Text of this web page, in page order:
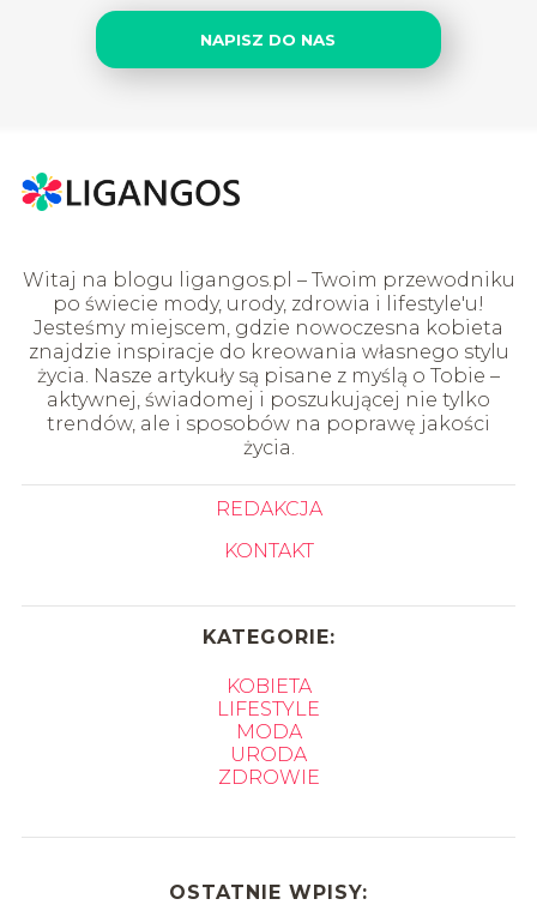
NAPISZ DO NAS
Witaj na blogu ligangos.pl – Twoim przewodniku
po świecie mody, urody, zdrowia i lifestyle'u!
Jesteśmy miejscem, gdzie nowoczesna kobieta
znajdzie inspiracje do kreowania własnego stylu
życia. Nasze artykuły są pisane z myślą o Tobie –
aktywnej, świadomej i poszukującej nie tylko
trendów, ale i sposobów na poprawę jakości
życia.
REDAKCJA
KONTAKT
KATEGORIE:
KOBIETA
LIFESTYLE
MODA
URODA
ZDROWIE
OSTATNIE WPISY: